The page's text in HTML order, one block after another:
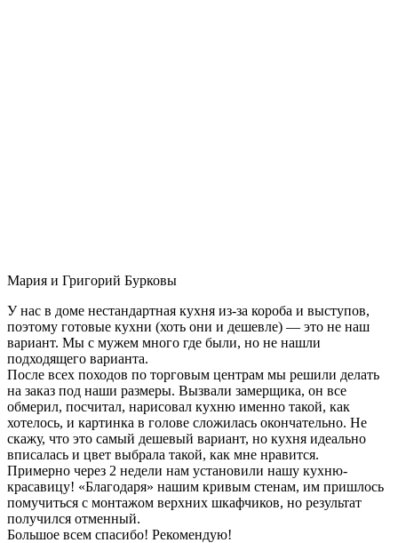
Мария и Григорий Бурковы
У нас в доме нестандартная кухня из-за короба и выступов,
поэтому готовые кухни (хоть они и дешевле) — это не наш
вариант. Мы с мужем много где были, но не нашли
подходящего варианта.
После всех походов по торговым центрам мы решили делать
на заказ под наши размеры. Вызвали замерщика, он все
обмерил, посчитал, нарисовал кухню именно такой, как
хотелось, и картинка в голове сложилась окончательно. Не
скажу, что это самый дешевый вариант, но кухня идеально
вписалась и цвет выбрала такой, как мне нравится.
Примерно через 2 недели нам установили нашу кухню-
красавицу! «Благодаря» нашим кривым стенам, им пришлось
помучиться с монтажом верхних шкафчиков, но результат
получился отменный.
Большое всем спасибо! Рекомендую!